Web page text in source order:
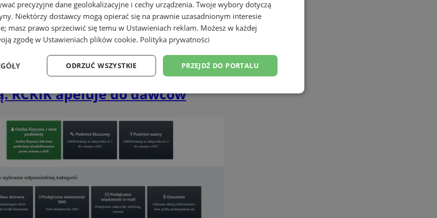
RCKiK apeluje do dawców
precyzyjne dane geolokalizacyjne i cechy urządzenia. Twoje wybory dotyczą
Niektórzy dostawcy mogą opierać się na prawnie uzasadnionym interesie
masz prawo sprzeciwić się temu w Ustawieniach reklam. Możesz w każdej
zgodę w Ustawieniach plików cookie. Polityka prywatności
PRZEJDŹ DO PORTALU
ODRZUĆ WSZYSTKIE
Wydajność Targetowanie Funkcjonalność Niesklasyfikowane
umożliwiają korzystanie z podstawowych funkcji strony internetowej, takich jak logowanie użytkownika i
/
Domena
Okres
przechowywania
Opis